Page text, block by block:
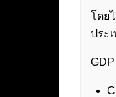
โดย
ประ